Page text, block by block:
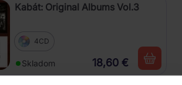
Kabát: Original Albums Vol.3
4CD
Skladom 18,60 €